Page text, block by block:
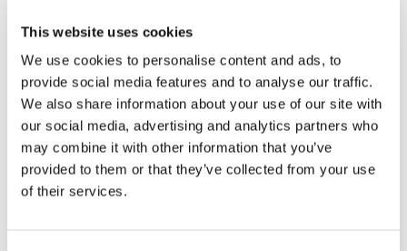
This website uses cookies
We use cookies to personalise content and ads, to
provide social media features and to analyse our traffic.
We also share information about your use of our site with
our social media, advertising and analytics partners who
may combine it with other information that you’ve
provided to them or that they’ve collected from your use
of their services.
Related News
Odyssée, de Christopher
Nolan : Ulysse et la nécessité
d’une nouvelle aube
5 août 2026